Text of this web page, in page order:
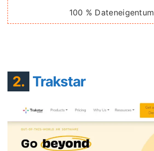
100 % Dateneigentum
2. Trakstar